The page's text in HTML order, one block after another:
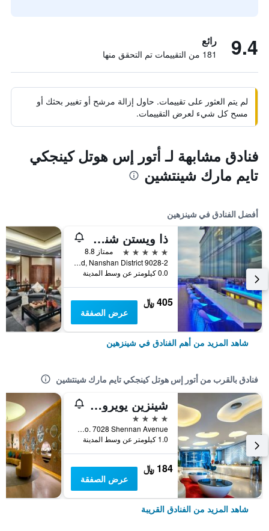
9.4 رائع
181 من التقييمات تم التحقق منها
لم يتم العثور على تقييمات. حاول إزالة مرشح أو تغيير بحثك أو
مسح كل شيء لعرض التقييمات.
فنادق مشابهة لـ أتور إس هوتل كينجكي
تايم مارك شينتشين
أفضل الفنادق في شينزهين
ذا ويستن شنزهن نانشان
5 نجوم
ممتاز 8.8
9028-2 Shennan Road, Nanshan District, شينزهين, الصين
0.0 كيلومتر عن وسط المدينة
405 ﷼
عرض الصفقة
شاهد المزيد من أهم الفنادق في شينزهين
فنادق بالقرب من أتور إس هوتل كينجكي تايم مارك شينتشين
شينزين يويرو هوتل
4 نجوم
No. 7028 Shennan Avenue, شينزهين, الصين
1.0 كيلومتر عن وسط المدينة
184 ﷼
عرض الصفقة
شاهد المزيد من الفنادق القريبة